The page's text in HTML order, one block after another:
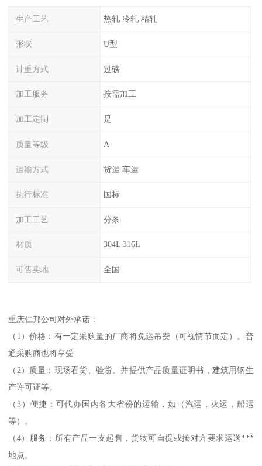
生产工艺 热轧 冷轧 精轧
形状 U型
计重方式 过磅
加工服务 按需加工
加工定制 是
质量等级 A
运输方式 货运 车运
执行标准 国标
加工工艺 分条
材质 304L 316L
可售卖地 全国
重庆仁邦公司对外承诺：
（1）价格：有一定采购量的厂商将免运吊费（可视情节而定）。普
通采购商也将享受
（2）质量：现场看货、验货。并提供产品质量证明书，建筑用钢生
产许可证等。
（3）便捷：可代办国内各大省份的运输，如（汽运，火运，船运
等）。
（4）服务：所有产品一支起售，货物可自提或按对方要求运送***
地点。